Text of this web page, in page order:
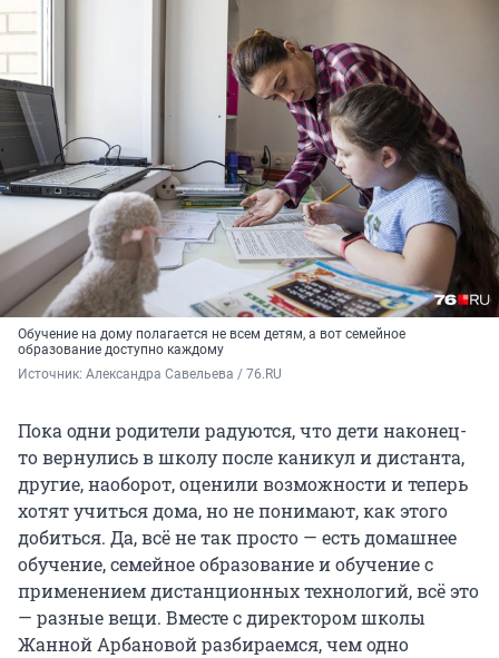
Обучение на дому полагается не всем детям, а вот семейное
образование доступно каждому
Источник: Александра Савельева / 76.RU
Пока одни родители радуются, что дети наконец-
то вернулись в школу после каникул и дистанта,
другие, наоборот, оценили возможности и теперь
хотят учиться дома, но не понимают, как этого
добиться. Да, всё не так просто — есть домашнее
обучение, семейное образование и обучение с
применением дистанционных технологий, всё это
— разные вещи. Вместе с директором школы
Жанной Арбановой разбираемся, чем одно